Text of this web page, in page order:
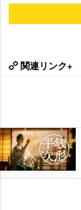
関連リンク+